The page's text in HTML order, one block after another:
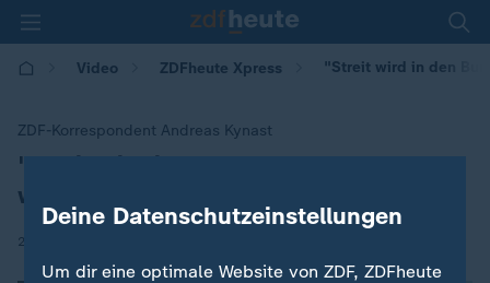
Video ZDFheute Xpress "Streit wird in den
ZDF-Korrespondent Andreas Kynast
:"Streit wird in den Bundestag
weiterwandern"
27.08.2025 | 15:00
Deine Datenschutzeinstellungen
Um dir eine optimale Website von ZDF, ZDFheute